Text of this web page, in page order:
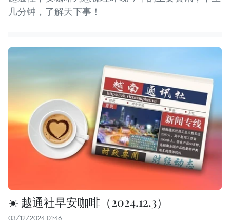
几分钟，了解天下事！
☀️ 越通社早安咖啡（2024.12.3）
03/12/2024 01:46